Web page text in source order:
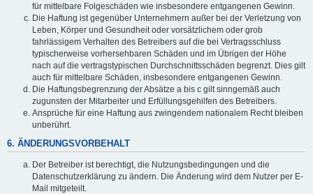
für mittelbare Folgeschäden wie insbesondere entgangenen Gewinn.
Die Haftung ist gegenüber Unternehmern außer bei der Verletzung von
Leben, Körper und Gesundheit oder vorsätzlichem oder grob
fahrlässigem Verhalten des Betreibers auf die bei Vertragsschluss
typischerweise vorhersehbaren Schäden und im Übrigen der Höhe
nach auf die vertragstypischen Durchschnittsschäden begrenzt. Dies gilt
auch für mittelbare Schäden, insbesondere entgangenen Gewinn.
Die Haftungsbegrenzung der Absätze a bis c gilt sinngemäß auch
zugunsten der Mitarbeiter und Erfüllungsgehilfen des Betreibers.
Ansprüche für eine Haftung aus zwingendem nationalem Recht bleiben
unberührt.
6. ÄNDERUNGSVORBEHALT
Der Betreiber ist berechtigt, die Nutzungsbedingungen und die
Datenschutzerklärung zu ändern. Die Änderung wird dem Nutzer per E-
Mail mitgeteilt.